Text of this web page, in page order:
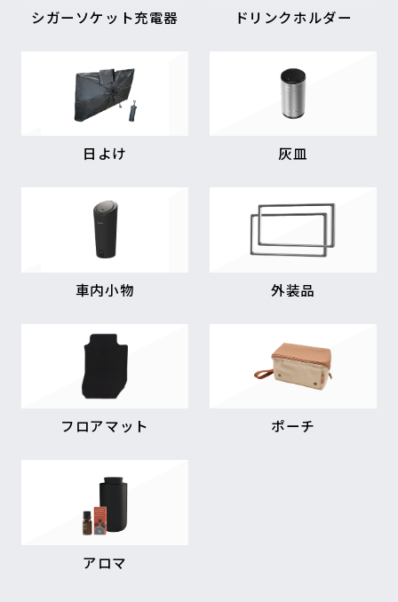
シガーソケット充電器 ドリンクホルダー
日よけ 灰皿
車内小物 外装品
フロアマット ポーチ
アロマ